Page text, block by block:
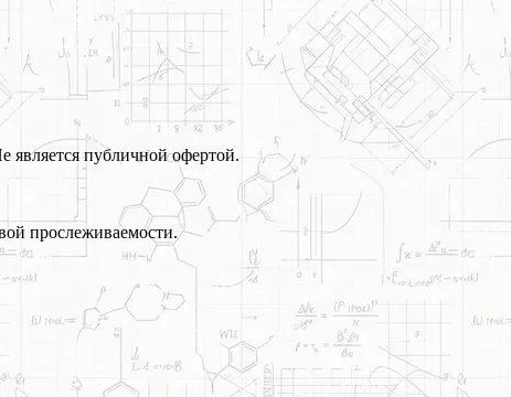
публичной офертой.
прослеживаемости.